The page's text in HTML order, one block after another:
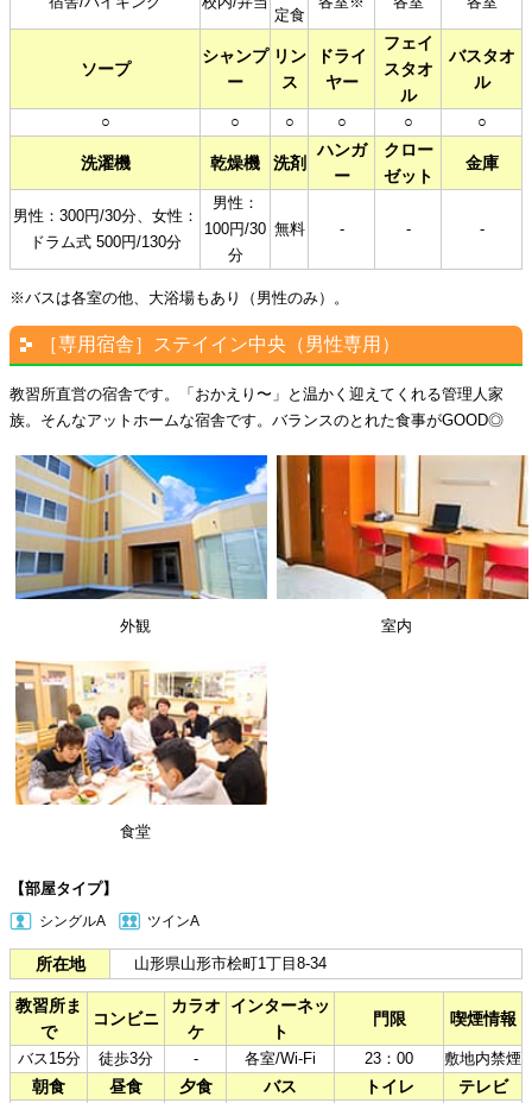
定食
ソープ
シャンプ
ー
リン
ス
ドライ
ヤー
フェイ
スタオ
ル
バスタオ
ル
○ ○ ○ ○ ○ ○
洗濯機 乾燥機 洗剤
ハンガ
ー
クロー
ゼット
金庫
男性：300円/30分、女性：
ドラム式 500円/130分
男性：
100円/30
分
無料 - - -
※バスは各室の他、大浴場もあり（男性のみ）。
［専用宿舎］ステイイン中央（男性専用）
教習所直営の宿舎です。「おかえり〜」と温かく迎えてくれる管理人家
族。そんなアットホームな宿舎です。バランスのとれた食事がGOOD◎
外観 室内
食堂
【部屋タイプ】
シングルA
ツインA
所在地 山形県山形市桧町1丁目8-34
教習所ま
で
コンビニ
カラオ
ケ
インターネッ
ト
門限 喫煙情報
バス15分 徒歩3分 - 各室/Wi-Fi 23：00 敷地内禁煙
朝食 昼食 夕食 バス トイレ テレビ